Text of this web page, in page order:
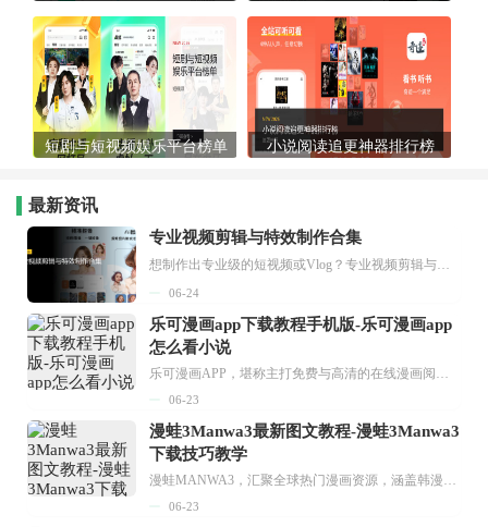
短剧与短视频娱乐平台榜单 小说阅读追更神器排行榜
最新资讯
专业视频剪辑与特效制作合集
想制作出专业级的短视频或Vlog？专业视频剪辑与特效制作大全专题为你提供了从剪辑、抠像到特效包装的全套解决方案。无论是添加炫酷的片头、进行精准的视频抠图，还是制...
06-24
乐可漫画app下载教程手机版-乐可漫画app
怎么看小说
乐可漫画APP，堪称主打免费与高清的在线漫画阅读神器。其官方版提供海量完整版漫画资源，无论是国内漫画，还是日漫、韩漫、台漫、美漫等国外漫画，应有尽有，随时供你阅读。只需轻点一下，便能直接进入阅读界面。不仅如此，乐可漫画最新版本更新速度极快，在这里，你总能抢先看到全网一手漫画章节内容！...
06-23
漫蛙3Manwa3最新图文教程-漫蛙3Manwa3
下载技巧教学
漫蛙MANWA3，汇聚全球热门漫画资源，涵盖韩漫、欧美漫画、国漫等多种类型，题材丰富多样，全方位满足用户阅读喜好。它不仅是阅读平台，更是创作平台，为广大用户打造零门槛创作环境。...
06-23